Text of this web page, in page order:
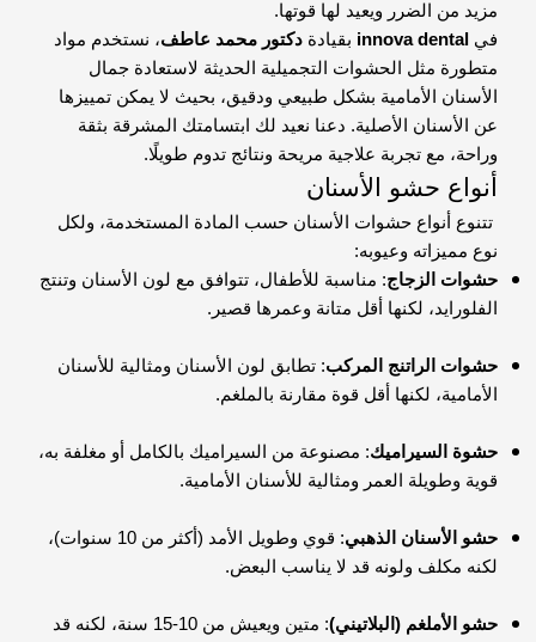
مزيد من الضرر ويعيد لها قوتها.
في innova dental بقيادة دكتور محمد عاطف، نستخدم مواد
متطورة مثل الحشوات التجميلية الحديثة لاستعادة جمال
الأسنان الأمامية بشكل طبيعي ودقيق، بحيث لا يمكن تمييزها
عن الأسنان الأصلية. دعنا نعيد لك ابتسامتك المشرقة بثقة
وراحة، مع تجربة علاجية مريحة ونتائج تدوم طويلًا.
أنواع حشو الأسنان
تتنوع أنواع حشوات الأسنان حسب المادة المستخدمة، ولكل
نوع مميزاته وعيوبه:
حشوات الزجاج: مناسبة للأطفال، تتوافق مع لون الأسنان وتنتج
الفلورايد، لكنها أقل متانة وعمرها قصير.
حشوات الراتنج المركب: تطابق لون الأسنان ومثالية للأسنان
الأمامية، لكنها أقل قوة مقارنة بالملغم.
حشوة السيراميك: مصنوعة من السيراميك بالكامل أو مغلفة به،
قوية وطويلة العمر ومثالية للأسنان الأمامية.
حشو الأسنان الذهبي
: قوي وطويل الأمد (أكثر من 10 سنوات)،
لكنه مكلف ولونه قد لا يناسب البعض.
حشو الأملغم (البلاتيني)
: متين ويعيش من 10-15 سنة، لكنه قد